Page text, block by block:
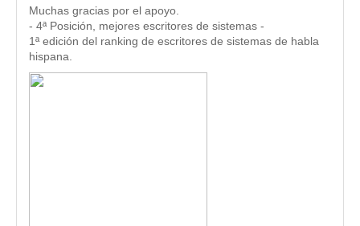
Muchas gracias por el apoyo.
- 4ª Posición, mejores escritores de sistemas -
1ª edición del ranking de escritores de sistemas de habla
hispana.